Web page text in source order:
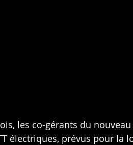
les co-gérants du
électriques, prévus pour la